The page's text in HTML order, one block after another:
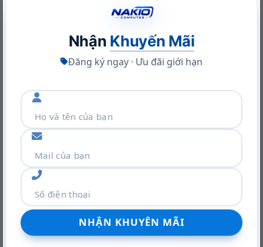
Nhận Khuyến Mãi
Đăng ký ngay · Ưu đãi giới hạn
Khám phá VGA Leadtek RTX A400 4GB: Sức mạnh Ampere
22/06/2026